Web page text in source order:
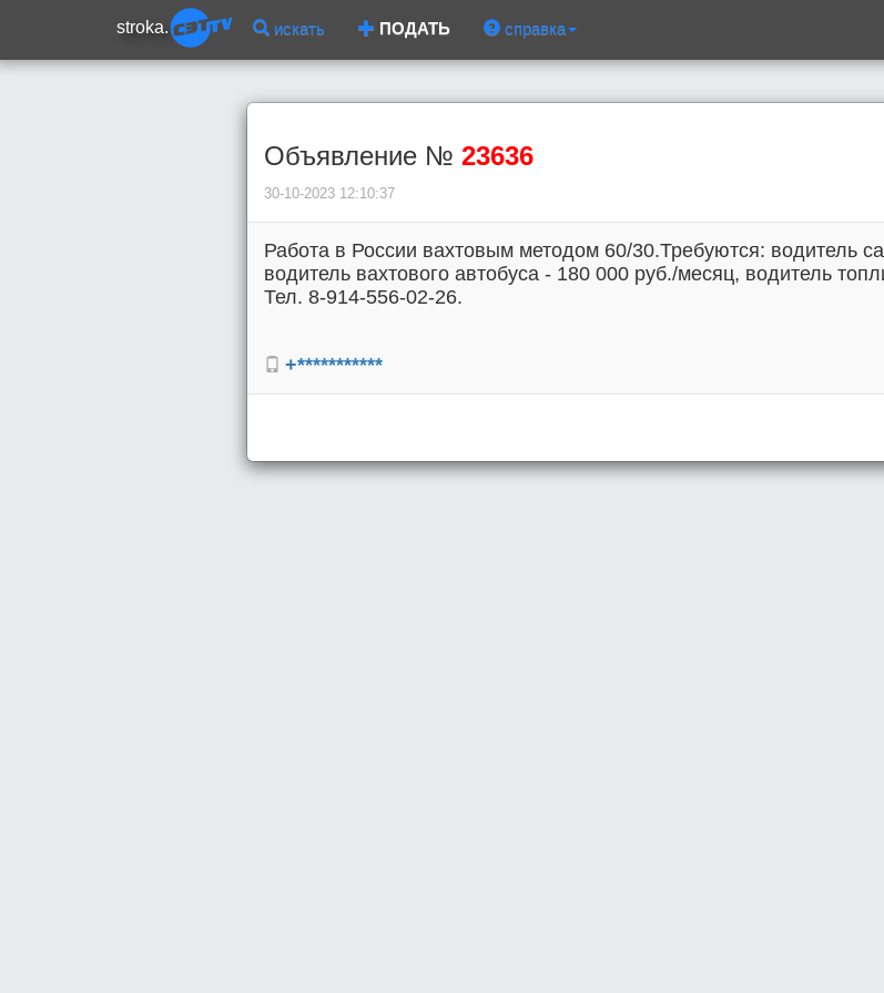
stroka. искать ПОДАТЬ справка
Объявление № 23636
30-10-2023 12:10:37
Работа в России вахтовым методом 60/30.Требуются: водитель
водитель вахтового автобуса - 180 000 руб./месяц, водитель
Тел. 8-914-556-02-26.
+***********